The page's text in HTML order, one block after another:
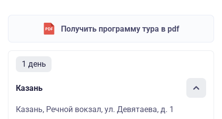
Получить программу тура в pdf
1 день
Казань
Казань, Речной вокзал, ул. Девятаева, д. 1